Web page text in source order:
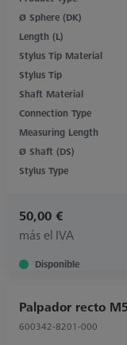
Ø Sphere (DK)
Length (L)
Stylus Tip Material
Stylus Tip
Shaft Material
Connection Type
Measuring Length
Ø Shaft (DS)
Stylus Type
50,00 €
más el IVA
Disponible
Palpador recto
600342-8201-000